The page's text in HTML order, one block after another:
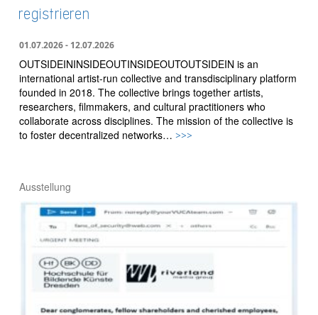
registrieren
01.07.2026 - 12.07.2026
OUTSIDEININSIDEOUTINSIDEOUTOUTSIDEIN is an
international artist-run collective and transdisciplinary platform
founded in 2018. The collective brings together artists,
researchers, filmmakers, and cultural practitioners who
collaborate across disciplines. The mission of the collective is
to foster decentralized networks…>>>
Ausstellung